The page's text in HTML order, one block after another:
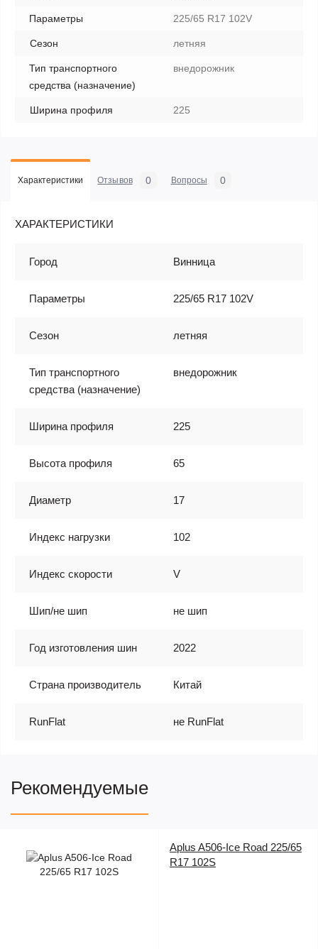
Параметры 225/65 R17 102V
Сезон летняя
Тип транспортного
средства (назначение)
внедорожник
Ширина профиля 225
Характеристики Отзывов 0 Вопросы 0
ХАРАКТЕРИСТИКИ
Город Винница
Параметры 225/65 R17 102V
Сезон летняя
Тип транспортного
средства (назначение)
внедорожник
Ширина профиля 225
Высота профиля 65
Диаметр 17
Индекс нагрузки 102
Индекс скорости V
Шип/не шип не шип
Год изготовления шин 2022
Страна производитель Китай
RunFlat не RunFlat
Рекомендуемые
Aplus A506-Ice Road 225/65
R17 102S